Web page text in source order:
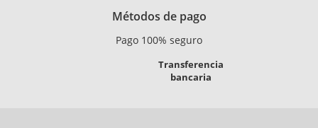
Métodos de pago
Pago 100% seguro
Transferencia
bancaria